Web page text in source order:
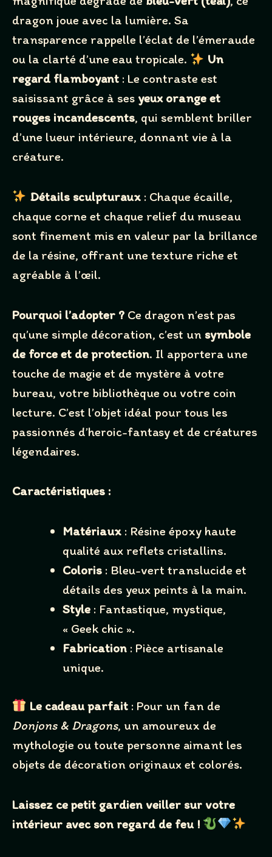
dragon joue avec la lumière. Sa
transparence rappelle l’éclat de l’émeraude
ou la clarté d’une eau tropicale.
Un
regard flamboyant : Le contraste est
saisissant grâce à ses yeux orange et
rouges incandescents, qui semblent briller
d’une lueur intérieure, donnant vie à la
créature.
Détails sculpturaux: Chaque écaille,
chaque corne et chaque relief du museau
sont finement mis en valeur par la brillance
de la résine, offrant une texture riche et
agréable à l’œil.
Pourquoi l’adopter ? Ce dragon n’est pas
qu’une simple décoration, c’est un symbole
de force et de protection. Il apportera une
touche de magie et de mystère à votre
bureau, votre bibliothèque ou votre coin
lecture. C’est l’objet idéal pour tous les
passionnés d’heroic-fantasy et de créatures
légendaires.
Caractéristiques :
Matériaux: Résine époxy haute
qualité aux reflets cristallins.
Coloris: Bleu-vert translucide et
détails des yeux peints à la main.
Style: Fantastique, mystique,
« Geek chic ».
Fabrication: Pièce artisanale
unique.
Le cadeau parfait: Pour un fan de
Donjons & Dragons, un amoureux de
mythologie ou toute personne aimant les
objets de décoration originaux et colorés.
Laissez ce petit gardien veiller sur votre
intérieur avec son regard de feu !
Write a review
Your rating
Title*
SUBMIT REVIEW
Thanks for your review!
We are processing it and it will appear on the store
soon.